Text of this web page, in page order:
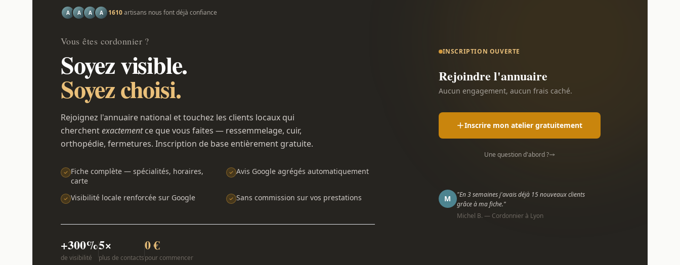
A A A A 1610artisans nous font déjà confiance
Vous êtes cordonnier ?
Soyez visible.
Soyez choisi.
Rejoignez l'annuaire national et touchez les clients locaux qui
cherchentexactementce que vous faites — ressemmelage, cuir,
orthopédie, fermetures. Inscription de base entièrement gratuite.
Fiche complète — spécialités, horaires,
carte
Avis Google agrégés automatiquement
Visibilité locale renforcée sur Google Sans commission sur vos prestations
+300%
de visibilité
5×
plus de contacts
0 €
pour commencer
INSCRIPTION OUVERTE
Rejoindre l'annuaire
Aucun engagement, aucun frais caché.
Inscrire mon atelier gratuitement
Une question d'abord ?
M
"En 3 semaines j'avais déjà 15 nouveaux clients
grâce à ma fiche."
Michel B. — Cordonnier à Lyon